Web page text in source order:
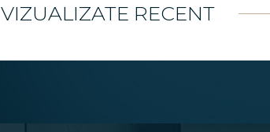
VIZUALIZATE RECENT